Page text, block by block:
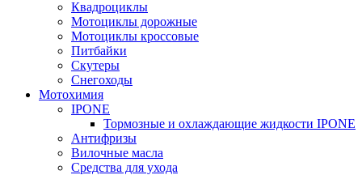
Квадроциклы
Мотоциклы дорожные
Мотоциклы кроссовые
Питбайки
Скутеры
Снегоходы
Мотохимия
IPONE
Тормозные и охлаждающие жидкости IPONE
Антифризы
Вилочные масла
Средства для ухода